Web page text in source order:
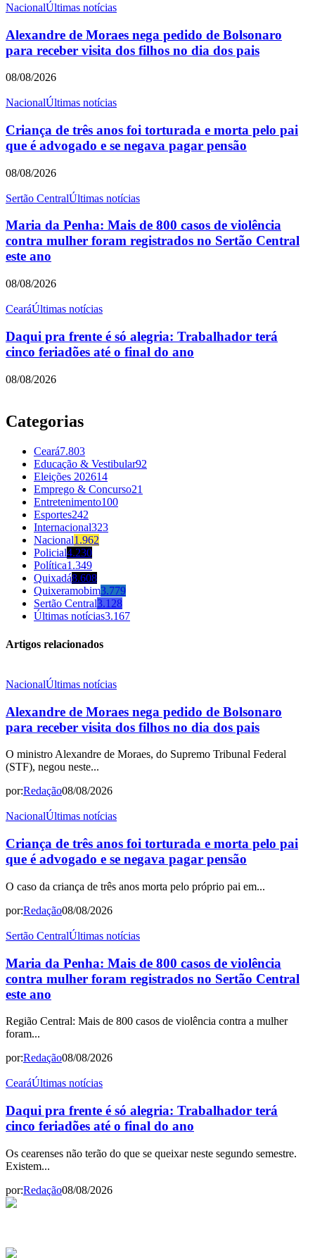
NacionalÚltimas notícias
Alexandre de Moraes nega pedido de Bolsonaro
para receber visita dos filhos no dia dos pais
08/08/2026
NacionalÚltimas notícias
Criança de três anos foi torturada e morta pelo pai
que é advogado e se negava pagar pensão
08/08/2026
Sertão CentralÚltimas notícias
Maria da Penha: Mais de 800 casos de violência
contra mulher foram registrados no Sertão Central
este ano
08/08/2026
CearáÚltimas notícias
Daqui pra frente é só alegria: Trabalhador terá
cinco feriadões até o final do ano
08/08/2026
Categorias
Ceará7.803
Educação & Vestibular92
Eleições 202614
Emprego & Concurso21
Entretenimento100
Esportes242
Internacional323
Nacional1.962
Policial4.230
Política1.349
Quixadá8.608
Quixeramobim3.779
Sertão Central3.128
Últimas notícias3.167
Artigos relacionados
NacionalÚltimas notícias
Alexandre de Moraes nega pedido de Bolsonaro
para receber visita dos filhos no dia dos pais
O ministro Alexandre de Moraes, do Supremo Tribunal Federal
(STF), negou neste...
por:Redação08/08/2026
NacionalÚltimas notícias
Criança de três anos foi torturada e morta pelo pai
que é advogado e se negava pagar pensão
O caso da criança de três anos morta pelo próprio pai em...
por:Redação08/08/2026
Sertão CentralÚltimas notícias
Maria da Penha: Mais de 800 casos de violência
contra mulher foram registrados no Sertão Central
este ano
Região Central: Mais de 800 casos de violência contra a mulher
foram...
por:Redação08/08/2026
CearáÚltimas notícias
Daqui pra frente é só alegria: Trabalhador terá
cinco feriadões até o final do ano
Os cearenses não terão do que se queixar neste segundo semestre.
Existem...
por:Redação08/08/2026